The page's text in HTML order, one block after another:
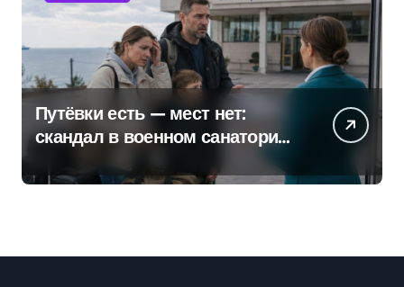
Путёвки есть — мест нет:
скандал в военном санатории